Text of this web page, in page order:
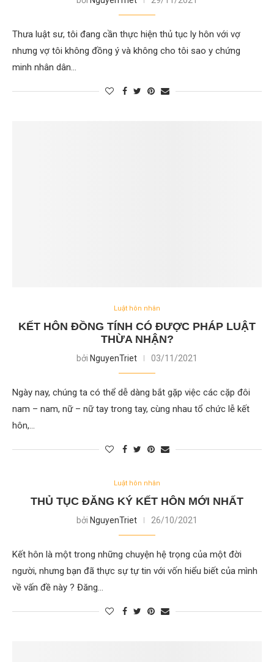
Thưa luật sư, tôi đang cần thực hiện thủ tục ly hôn với vợ
nhưng vợ tôi không đồng ý và không cho tôi sao y chứng
minh nhân dân…
Luật hôn nhân
KẾT HÔN ĐỒNG TÍNH CÓ ĐƯỢC PHÁP LUẬT
THỪA NHẬN?
bởi NguyenTriet 03/11/2021
Ngày nay, chúng ta có thể dễ dàng bắt gặp việc các cặp đôi
nam – nam, nữ – nữ tay trong tay, cùng nhau tổ chức lễ kết
hôn,…
Luật hôn nhân
THỦ TỤC ĐĂNG KÝ KẾT HÔN MỚI NHẤT
bởi NguyenTriet 26/10/2021
Kết hôn là một trong những chuyện hệ trọng của một đời
người, nhưng bạn đã thực sự tự tin với vốn hiểu biết của mình
về vấn đề này ? Đăng…